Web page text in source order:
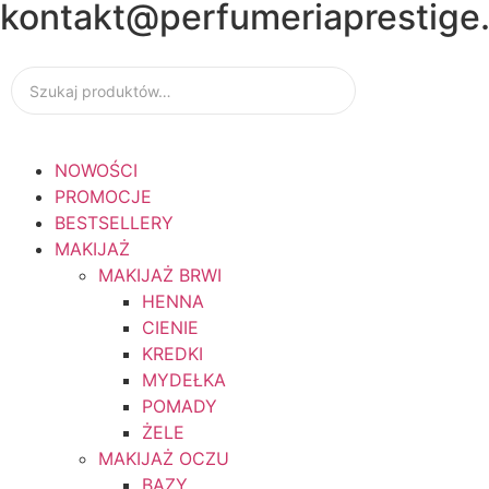
📦
14:00
NOWOŚCI
PROMOCJE
BESTSELLERY
MAKIJAŻ
MAKIJAŻ BRWI
HENNA
CIENIE
KREDKI
MYDEŁKA
POMADY
ŻELE
MAKIJAŻ OCZU
BAZY